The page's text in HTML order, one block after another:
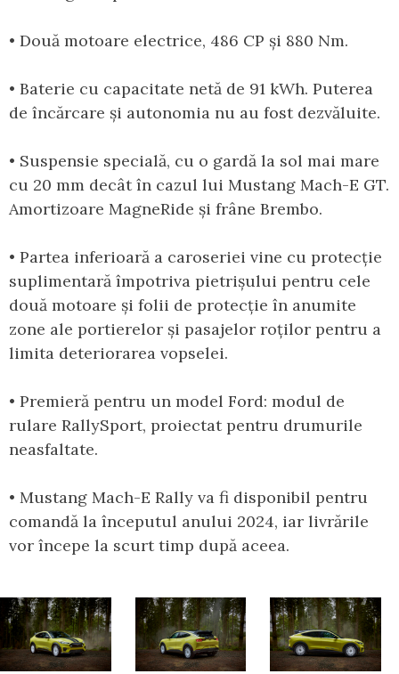
• Două motoare electrice, 486 CP și 880 Nm.
• Baterie cu capacitate netă de 91 kWh. Puterea
de încărcare și autonomia nu au fost dezvăluite.
• Suspensie specială, cu o gardă la sol mai mare
cu 20 mm decât în cazul lui Mustang Mach-E GT.
Amortizoare MagneRide și frâne Brembo.
• Partea inferioară a caroseriei vine cu protecție
suplimentară împotriva pietrișului pentru cele
două motoare și folii de protecție în anumite
zone ale portierelor și pasajelor roților pentru a
limita deteriorarea vopselei.
• Premieră pentru un model Ford: modul de
rulare RallySport, proiectat pentru drumurile
neasfaltate.
• Mustang Mach-E Rally va fi disponibil pentru
comandă la începutul anului 2024, iar livrările
vor începe la scurt timp după aceea.